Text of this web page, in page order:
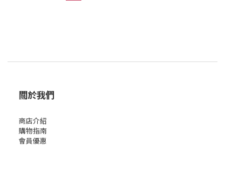
關於我們
商店介紹
購物指南
會員優惠